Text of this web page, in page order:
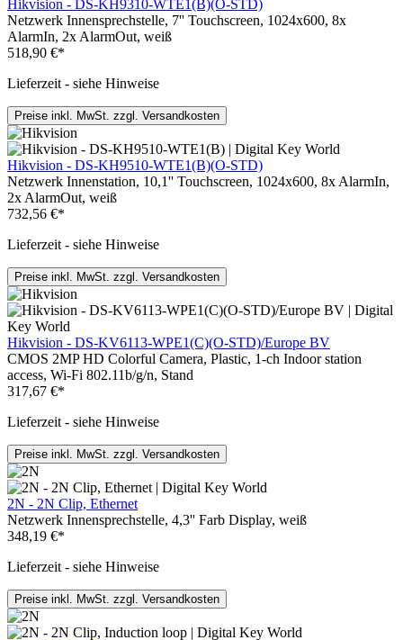
Hikvision - DS-KH9310-WTE1(B)(O-STD)
Netzwerk Innensprechstelle, 7'' Touchscreen, 1024x600, 8x
AlarmIn, 2x AlarmOut, weiß
518,90 €*
Lieferzeit - siehe Hinweise
Preise inkl. MwSt. zzgl. Versandkosten
Hikvision - DS-KH9510-WTE1(B)(O-STD)
Netzwerk Innenstation, 10,1'' Touchscreen, 1024x600, 8x AlarmIn,
2x AlarmOut, weiß
732,56 €*
Lieferzeit - siehe Hinweise
Preise inkl. MwSt. zzgl. Versandkosten
Hikvision - DS-KV6113-WPE1(C)(O-STD)/Europe BV
CMOS 2MP HD Colorful Camera, Plastic, 1-ch Indoor station
access, Wi-Fi 802.11b/g/n, Stand
317,67 €*
Lieferzeit - siehe Hinweise
Preise inkl. MwSt. zzgl. Versandkosten
2N - 2N Clip, Ethernet
Netzwerk Innensprechstelle, 4,3'' Farb Display, weiß
348,19 €*
Lieferzeit - siehe Hinweise
Preise inkl. MwSt. zzgl. Versandkosten